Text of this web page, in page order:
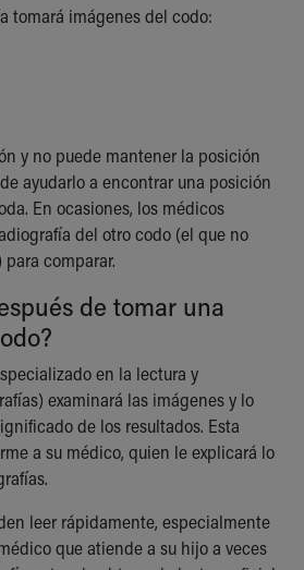
tomará imágenes del codo:
y no puede mantener la posición
ayudarlo a encontrar una posición
En ocasiones, los médicos
del otro codo (el que no
comparar.
de tomar una
en la lectura y
examinará las imágenes y lo
de los resultados. Esta
a su médico, quien le explicará lo
leer rápidamente, especialmente
que atiende a su hijo a veces